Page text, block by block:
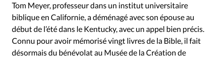
Tom Meyer, professeur dans un institut universitaire
biblique en Californie, a déménagé avec son épouse au
début de l’été dans le Kentucky, avec un appel bien précis.
Connu pour avoir mémorisé vingt livres de la Bible, il fait
désormais du bénévolat au Musée de la Création de